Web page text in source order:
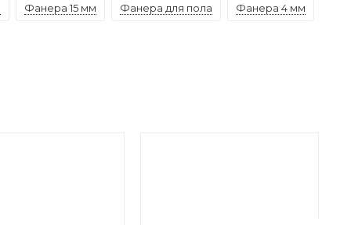
Фанера 15 мм Фанера для пола Фанера 4 мм